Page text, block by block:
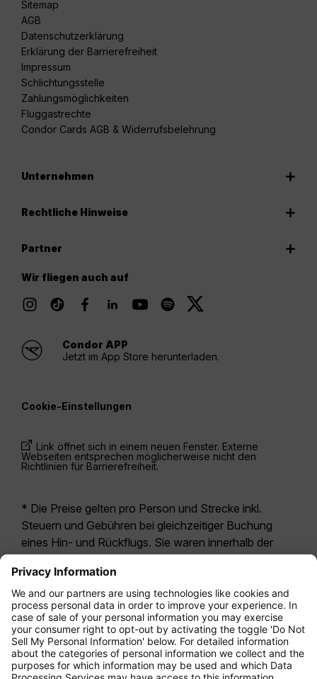
Sitemap
AGB
Datenschutzerklärung
Erklärung der Barrierefreiheit
Impressum
Schlichtungsstelle
Zahlungsmöglichkeiten
Fluggastrechte
Condor Cards AGB & Widerrufsbelehrung
Unternehmen
Rechtliche Hinweise
Partner
Wir fliegen auch auf
Condor APP
Jetzt im App Store herunterladen.
Cookie-Einstellungen
Link öffnet sich in einem neuen Fenster. Externe
Webseiten entsprechen möglicherweise nicht den
Richtlinien für Barrierefreiheit.
* Die Preise gelten pro Person und Strecke inkl.
Steuern und Gebühren bei gleichzeitiger Buchung
eines Hin- und Rückflugs. Sie waren innerhalb der
letzten 24 Stunden verfügbar und sind
möglicherweise nicht mehr aktuell. Bei den für die
Economy Class angegebenen Tarifen handelt es
sich i.d.R. um Economy Zero, unsere restriktivste
Tarifoption. Es können hierfür zusätzliche Gebühren
fürAufgabegepäckoder für andere optionale
Leistungen anfallen. Es gelten dieAllgemeinen